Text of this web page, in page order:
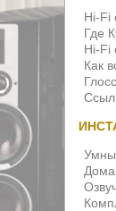
Hi-Fi
Где
Hi-Fi
Как